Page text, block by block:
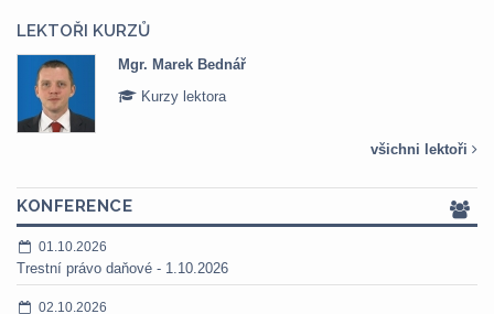
LEKTOŘI KURZŮ
Mgr. Marek Bednář
Kurzy lektora
všichni lektoři
KONFERENCE
01.10.2026
Trestní právo daňové - 1.10.2026
02.10.2026